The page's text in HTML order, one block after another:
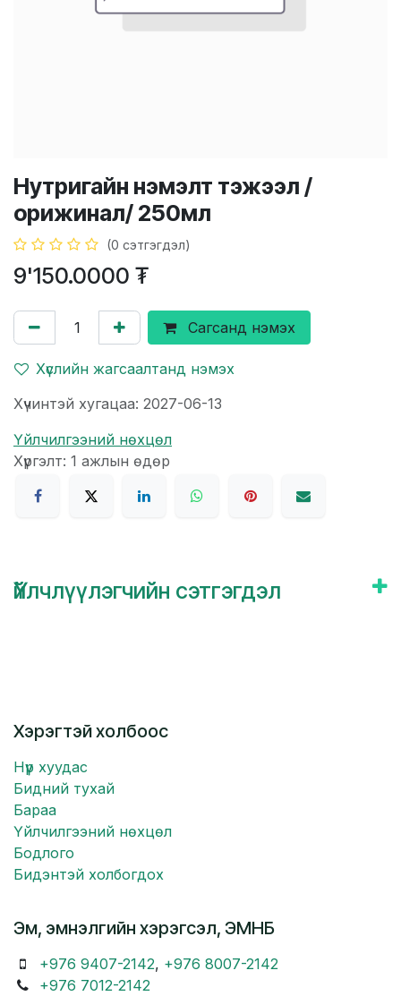
Нутригайн нэмэлт тэжээл /
орижинал/ 250мл
(0 сэтгэгдэл)
9'150.0000 ₮
Сагсанд нэмэх
Хүслийн жагсаалтанд нэмэх
Хүчинтэй хугацаа: 2027-06-13
Үйлчилгээний нөхцөл
Хүргэлт: 1 ажлын өдөр
Үйлчлүүлэгчийн сэтгэгдэл
Хэрэгтэй холбоос
Нүүр хуудас
Бидний тухай
Бараа
Үйлчилгээний нөхцөл
Бодлого
Бидэнтэй холбогдох
Эм, эмнэлгийн хэрэгсэл, ЭМНБ
+976 9407-2142, +976 8007-2142
+976 7012-2142